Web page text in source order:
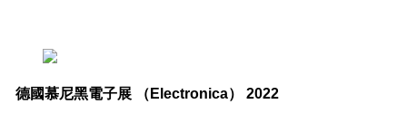
德國慕尼黑電子展 （Electronica） 2022